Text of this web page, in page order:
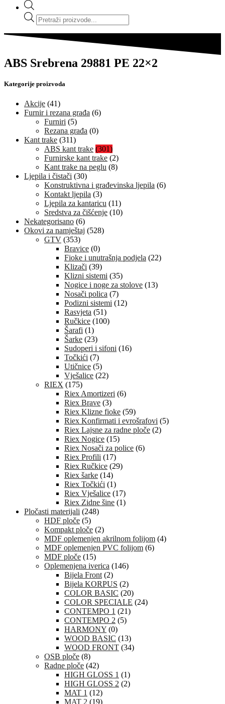
Products
search
ABS Srebrena 29881 PE 22×2
Kategorije proizvoda
Akcije (41)
Furnir i rezana građa (6)
Furniri (5)
Rezana građa (0)
Kant trake (311)
ABS kant trake (301)
Furnirske kant trake (2)
Kant trake na peglu (8)
Ljepila i čistači (30)
Konstruktivna i građevinska ljepila (6)
Kontakt ljepila (3)
Ljepila za kantaricu (11)
Sredstva za čišćenje (10)
Nekategorisano (6)
Okovi za namještaj (528)
GTV (353)
Bravice (0)
Fioke i unutrašnja podjela (22)
Klizači (39)
Klizni sistemi (35)
Nogice i noge za stolove (13)
Nosači polica (7)
Podizni sistemi (12)
Rasvjeta (51)
Ručkice (100)
Šarafi (1)
Šarke (23)
Sudoperi i sifoni (16)
Točkići (7)
Utičnice (5)
Vješalice (22)
RIEX (175)
Riex Amortizeri (6)
Riex Brave (3)
Riex Klizne fioke (59)
Riex Konfirmati i evrošrafovi (5)
Riex Lajsne za radne ploče (2)
Riex Nogice (15)
Riex Nosači za police (6)
Riex Profili (17)
Riex Ručkice (29)
Riex šarke (14)
Riex Točkići (1)
Riex Vješalice (17)
Riex Zidne šine (1)
Pločasti materijali (248)
HDF ploče (5)
Kompakt ploče (2)
MDF oplemenjen akrilnom folijom (4)
MDF oplemenjen PVC folijom (6)
MDF ploče (15)
Oplemenjena iverica (146)
Bijela Front (2)
Bijela KORPUS (2)
COLOR BASIC (20)
COLOR SPECIALE (24)
CONTEMPO 1 (21)
CONTEMPO 2 (5)
HARMONY (0)
WOOD BASIC (13)
WOOD FRONT (34)
OSB ploče (8)
Radne ploče (42)
HIGH GLOSS 1 (1)
HIGH GLOSS 2 (2)
MAT 1 (12)
MAT 2 (19)